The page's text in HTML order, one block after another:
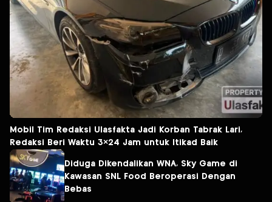
Mobil Tim Redaksi Ulasfakta Jadi Korban Tabrak Lari,
Redaksi Beri Waktu 3×24 Jam untuk Itikad Baik
Diduga Dikendalikan WNA, Sky Game di
Kawasan SNL Food Beroperasi Dengan
Bebas